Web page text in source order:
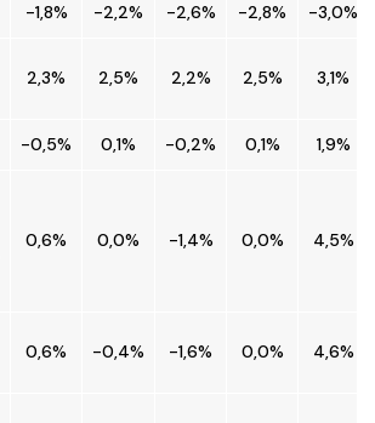
-1,8% -2,2% -2,6% -2,8% -3,0%
2,3% 2,5% 2,2% 2,5% 3,1%
-0,5% 0,1% -0,2% 0,1% 1,9%
0,6% 0,0% -1,4% 0,0% 4,5%
0,6% -0,4% -1,6% 0,0% 4,6%